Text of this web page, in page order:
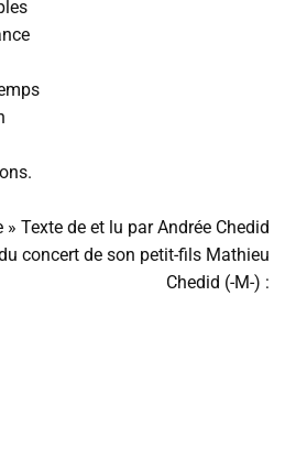
» Texte de et lu par Andrée Chedid
concert de son petit-fils Mathieu
Chedid (-M-) :